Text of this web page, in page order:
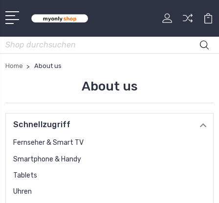
Suche
Home About us
About us
Schnellzugriff
Fernseher & Smart TV
Smartphone & Handy
Tablets
Uhren